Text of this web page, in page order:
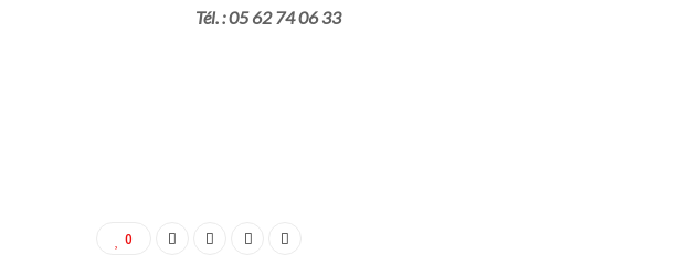
Tél. : 05 62 74 06 33
0